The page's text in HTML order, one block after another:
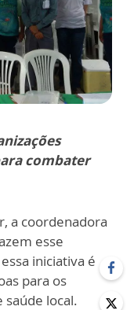
combater
a coordenadora
esse
iniciativa é
para os
local.